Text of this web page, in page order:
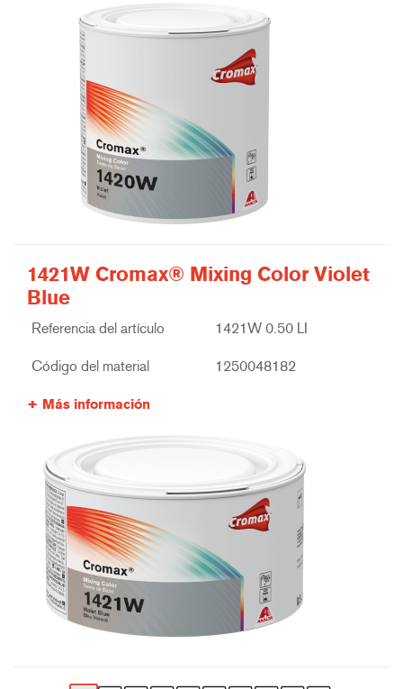
1421W Cromax® Mixing Color Violet
Blue
Referencia del artículo 1421W 0.50 LI
Código del material 1250048182
Más información